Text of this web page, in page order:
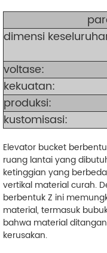
dimensi
voltase:
kekuatan:
produksi:
kustomisasi:
Elevator bucket
ruang lantai yang
ketinggian yang
vertikal material curah.
berbentuk Z ini
material, termasuk
bahwa material
kerusakan.